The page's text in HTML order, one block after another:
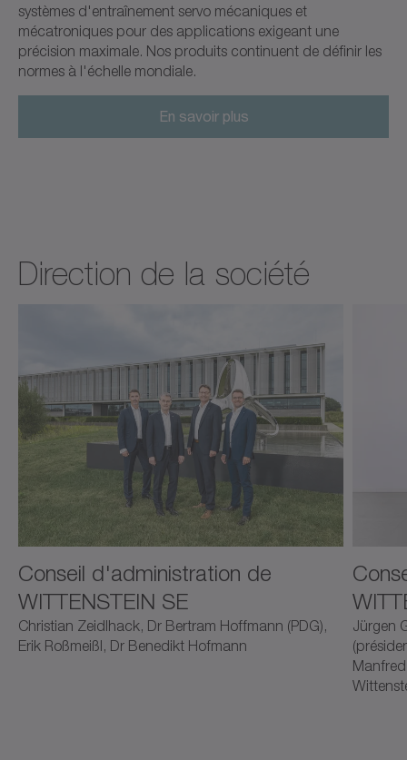
systèmes d'entraînement servo mécaniques et
mécatroniques pour des applications exigeant une
précision maximale. Nos produits continuent de définir les
normes à l'échelle mondiale.
En savoir plus
Direction de la société
Conseil d'administration de
WITTENSTEIN SE
Christian Zeidlhack, Dr Bertram Hoffmann (PDG),
Erik Roßmeißl, Dr Benedikt Hofmann
Jürgen